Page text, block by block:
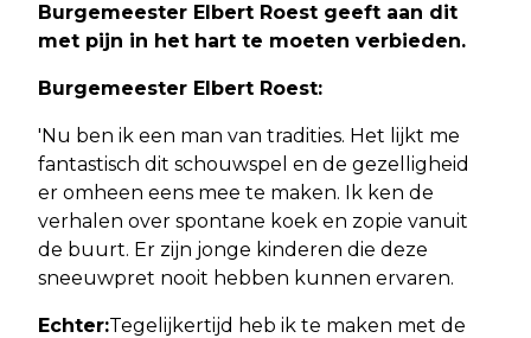
Burgemeester Elbert Roest geeft aan dit
met pijn in het hart te moeten verbieden.
Burgemeester Elbert Roest:
'Nu ben ik een man van tradities. Het lijkt me
fantastisch dit schouwspel en de gezelligheid
er omheen eens mee te maken. Ik ken de
verhalen over spontane koek en zopie vanuit
de buurt. Er zijn jonge kinderen die deze
sneeuwpret nooit hebben kunnen ervaren.
Echter:Tegelijkertijd heb ik te maken met de